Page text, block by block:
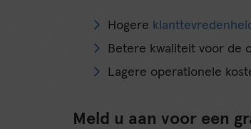
Hogere
Betere kwaliteit voor de
Lagere operationele
Meld u aan voor een